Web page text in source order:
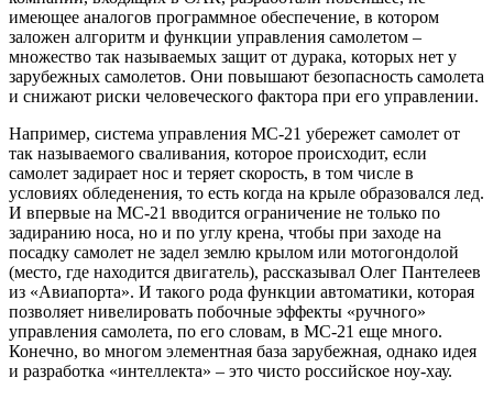
имеющее аналогов программное обеспечение, в котором
заложен алгоритм и функции управления самолетом –
множество так называемых защит от дурака, которых нет у
зарубежных самолетов. Они повышают безопасность самолета
и снижают риски человеческого фактора при его управлении.
Например, система управления МС-21 убережет самолет от
так называемого сваливания, которое происходит, если
самолет задирает нос и теряет скорость, в том числе в
условиях обледенения, то есть когда на крыле образовался лед.
И впервые на МС-21 вводится ограничение не только по
задиранию носа, но и по углу крена, чтобы при заходе на
посадку самолет не задел землю крылом или мотогондолой
(место, где находится двигатель), рассказывал Олег Пантелеев
из «Авиапорта». И такого рода функции автоматики, которая
позволяет нивелировать побочные эффекты «ручного»
управления самолета, по его словам, в МС-21 еще много.
Конечно, во многом элементная база зарубежная, однако идея
и разработка «интеллекта» – это чисто российское ноу-хау.